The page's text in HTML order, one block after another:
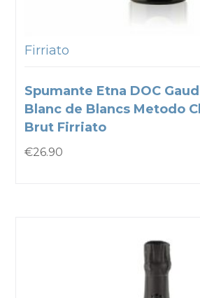
Firriato
Spumante Etna DOC
Blanc de Blancs Metodo
Brut Firriato
€26.90